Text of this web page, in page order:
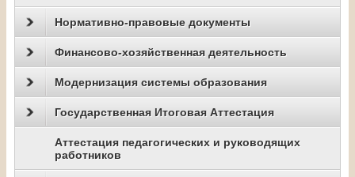
Нормативно-правовые документы
Финансово-хозяйственная деятельность
Модернизация системы образования
Государственная Итоговая Аттестация
Аттестация педагогических и руководящих
работников